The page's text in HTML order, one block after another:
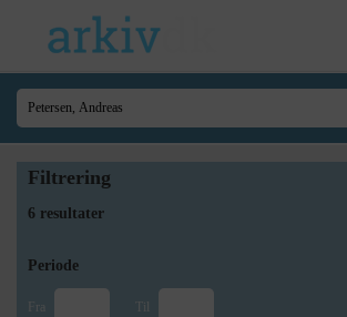
Filtrering
6 resultater
Periode
Fra Til